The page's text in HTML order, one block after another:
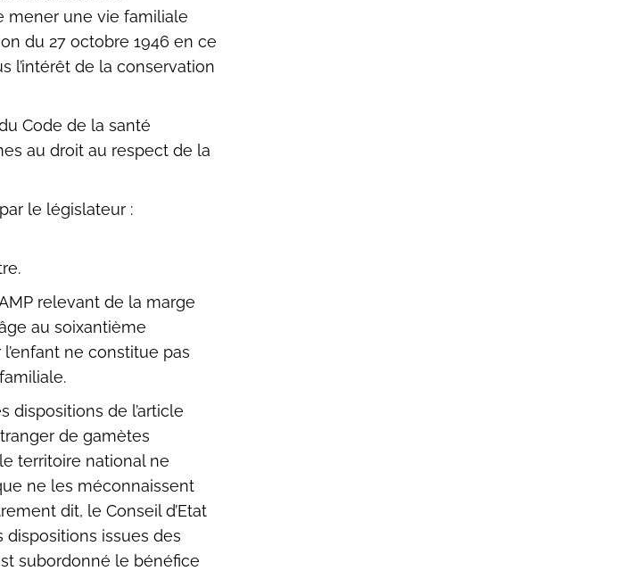
mener une vie familiale
du 27 octobre 1946 en ce
l’intérêt de la conservation
Code de la santé
au droit au respect de la
le législateur :
relevant de la marge
au soixantième
ne constitue pas
dispositions de l’article
de gamètes
territoire national ne
ne les méconnaissent
dit, le Conseil d’Etat
issues des
subordonné le bénéfice